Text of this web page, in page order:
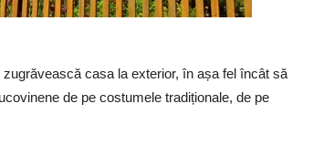
casa la exterior, în așa fel încât să
de pe costumele tradiționale, de pe